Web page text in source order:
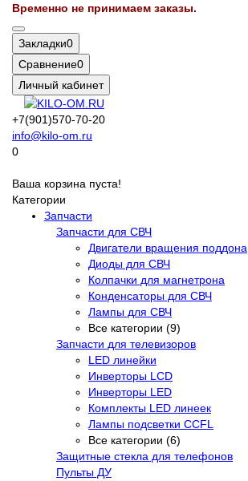
Временно не принимаем заказы.
Закладки0
Сравнение0
Личный кабинет
+7(901)570-70-20
info@kilo-om.ru
0
Ваша корзина пуста!
Категории
Запчасти
Запчасти для СВЧ
Двигатели вращения поддона
Диоды для СВЧ
Колпачки для магнетрона
Конденсаторы для СВЧ
Лампы для СВЧ
Все категории (9)
Запчасти для телевизоров
LED линейки
Инверторы LCD
Инверторы LED
Комплекты LED линеек
Лампы подсветки CCFL
Все категории (6)
Защитные стекла для телефонов
Пульты ДУ